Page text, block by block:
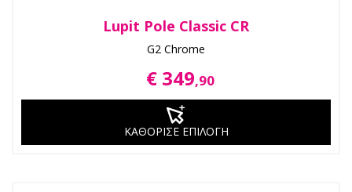
Lupit Pole Classic CR
G2 Chrome
€ 349,90
ΚΑΘΟΡΙΣΕ ΕΠΙΛΟΓΗ